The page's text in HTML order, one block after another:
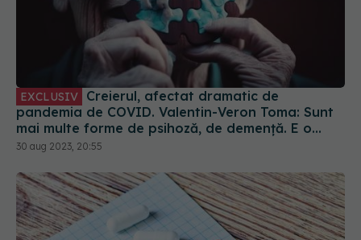
pandemia de COVID. Valentin-Veron Toma: Sunt
mai multe forme de psihoză, de demență. E o
accelerare a unor fenomene care păreau să fie
într-un ritm mai lent
30 aug 2023, 20:55